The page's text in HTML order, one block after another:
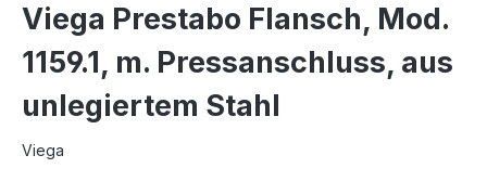
Viega Prestabo Flansch, Mod.
1159.1, m. Pressanschluss, aus
unlegiertem Stahl
Viega